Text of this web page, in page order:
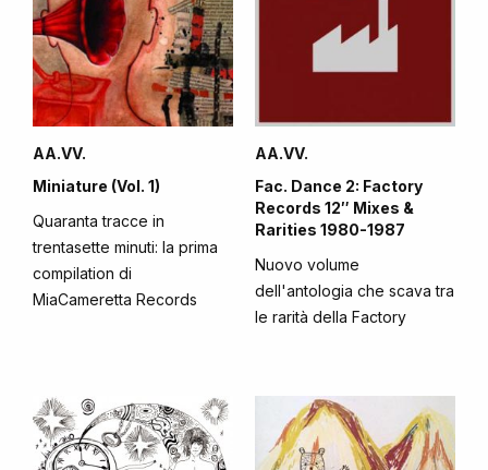
AA.VV.
Miniature (Vol. 1)
Quaranta tracce in
trentasette minuti: la prima
compilation di
MiaCameretta Records
AA.VV.
Fac. Dance 2: Factory
Records 12″ Mixes &
Rarities 1980-1987
Nuovo volume
dell'antologia che scava tra
le rarità della Factory